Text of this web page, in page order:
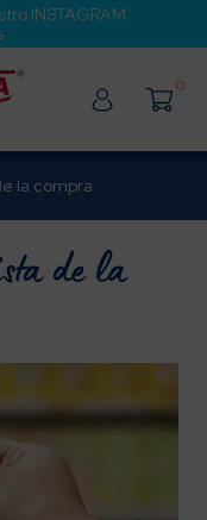
INSTAGRAM
0
la compra
de la